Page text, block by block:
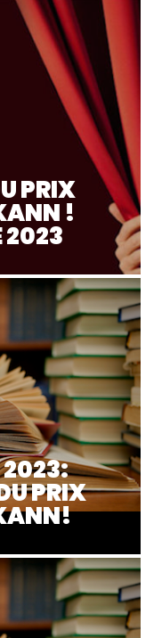
PRIX
!
2023
2023:
PRIX